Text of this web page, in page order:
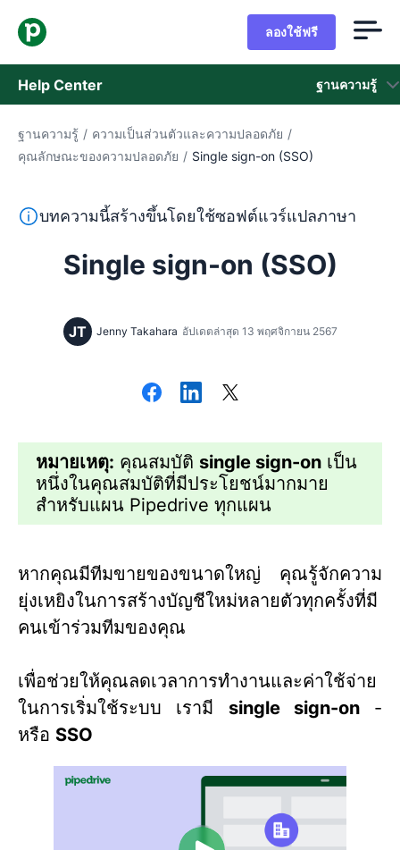
ลองใช้ฟรี
Help Center ฐานความรู้
ฐานความรู้
ติดต่อฝ่ายช่วยเหลือ
ฐานความรู้ / ความเป็นส่วนตัวและความปลอดภัย /
คุณลักษณะของความปลอดภัย / Single sign-on (SSO)
ข้อความนี้แปลจากภาษาอังกฤษโดยใช้ซอฟต์แวร์แปลภาษาแ
บทความนี้สร้างขึ้นโดยใช้ซอฟต์แวร์แปลภาษา
Single sign-on (SSO)
JT Jenny Takahara อัปเดตล่าสุด 13 พฤศจิกายน 2567
หมายเหตุ: คุณสมบัติ single sign-on เป็น
หนึ่งในคุณสมบัติที่มีประโยชน์มากมาย
สำหรับแผน Pipedrive ทุกแผน
หากคุณมีทีมขายของขนาดใหญ่ คุณรู้จักความ
ยุ่งเหยิงในการสร้างบัญชีใหม่หลายตัวทุกครั้งที่มี
คนเข้าร่วมทีมของคุณ
เพื่อช่วยให้คุณลดเวลาการทำงานและค่าใช้จ่าย
ในการเริ่มใช้ระบบ เรามี single sign-on-
หรือ SSO